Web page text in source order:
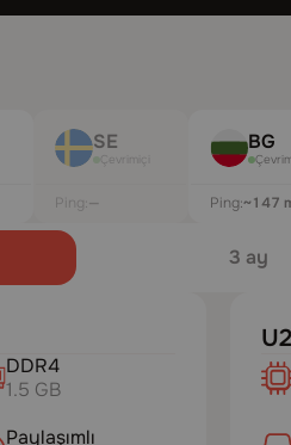
SE
Çevrimiçi
Ping:—
BG
Ping:~147
3 ay
DDR4
1.5 GB
Paylaşımlı
U2